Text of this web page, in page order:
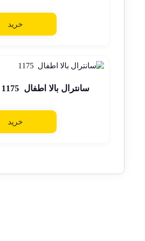
خرید
سانترال بالا اطفال 1175
خرید